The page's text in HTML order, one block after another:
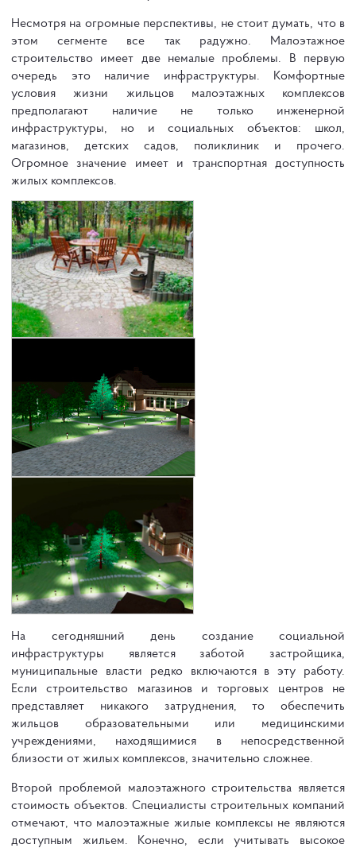
Несмотря на огромные перспективы, не стоит думать, что в
этом сегменте все так радужно. Малоэтажное
строительство имеет две немалые проблемы. В первую
очередь это наличие инфраструктуры. Комфортные
условия жизни жильцов малоэтажных комплексов
предполагают наличие не только инженерной
инфраструктуры, но и социальных объектов: школ,
магазинов, детских садов, поликлиник и прочего.
Огромное значение имеет и транспортная доступность
жилых комплексов.
На сегодняшний день создание социальной
инфраструктуры является заботой застройщика,
муниципальные власти редко включаются в эту работу.
Если строительство магазинов и торговых центров не
представляет никакого затруднения, то обеспечить
жильцов образовательными или медицинскими
учреждениями, находящимися в непосредственной
близости от жилых комплексов, значительно сложнее.
Второй проблемой малоэтажного строительства является
стоимость объектов. Специалисты строительных компаний
отмечают, что малоэтажные жилые комплексы не являются
доступным жильем. Конечно, если учитывать высокое